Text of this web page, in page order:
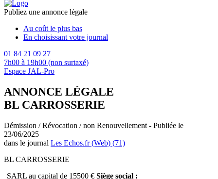
Publiez une annonce légale
Au coût le plus bas
En choisissant votre journal
01 84 21 09 27
7h00 à 19h00 (non surtaxé)
Espace JAL-Pro
ANNONCE LÉGALE
BL CARROSSERIE
Démission / Révocation / non Renouvellement - Publiée le
23/06/2025
dans le journal Les Echos.fr (Web) (71)
BL CARROSSERIE
SARL au capital de 15500 € Siège social :